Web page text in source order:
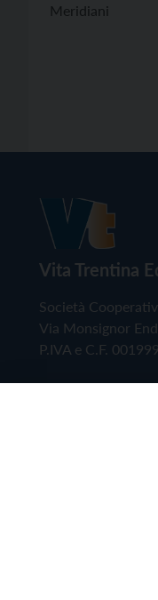
Meridiani
Vita Trentina
Società
Via Monsignor
P.IVA e C.F.
Copyright ©